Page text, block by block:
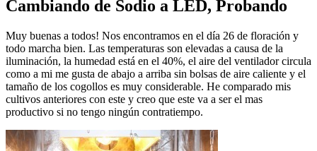
Cambiando de Sodio a LED, Probando
Muy buenas a todos! Nos encontramos en el día 26 de floración y
todo marcha bien. Las temperaturas son elevadas a causa de la
iluminación, la humedad está en el 40%, el aire del ventilador circula
como a mi me gusta de abajo a arriba sin bolsas de aire caliente y el
tamaño de los cogollos es muy considerable. He comparado mis
cultivos anteriores con este y creo que este va a ser el mas
productivo si no tengo ningún contratiempo.